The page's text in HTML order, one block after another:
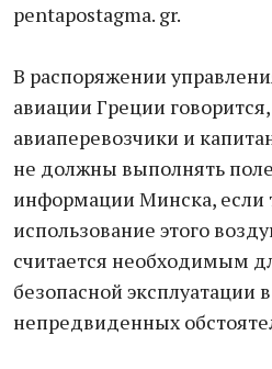
pentapostagma. gr.
В распоряжении
авиации Греции
авиаперевозчики и
не должны выполнять
информации Минска, если
использование этого
считается необходимым
безопасной эксплуатации
непредвиденных